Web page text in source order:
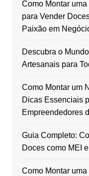
Como Montar
para Vender
Paixão em
Descubra o
Artesanais para
Como Montar um
Dicas Essenciais
Empreendedores
Guia Completo:
Doces como MEI
Como Montar